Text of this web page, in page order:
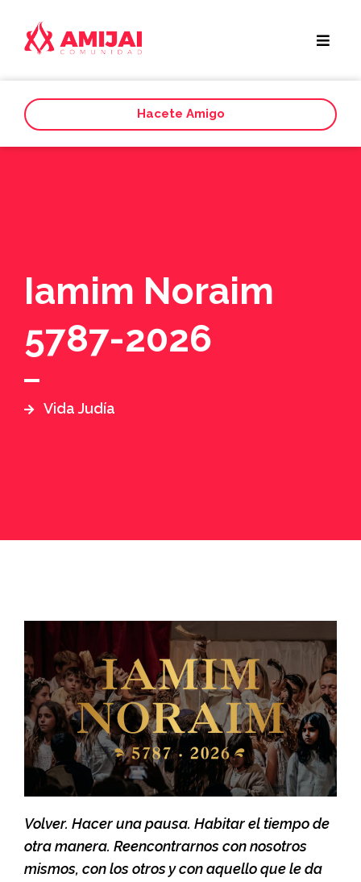
Hacete Amigo
Iamim Noraim
5787-2026
Vida Judía
Volver. Hacer una pausa. Habitar el tiempo de
otra manera. Reencontrarnos con nosotros
mismos, con los otros y con aquello que le da